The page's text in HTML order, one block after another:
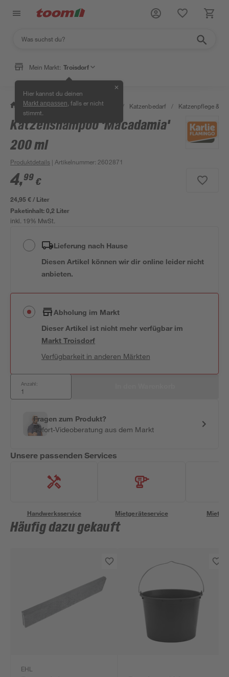
Mein Markt: Troisdorf
Hier kannst du deinen
Markt anpassen , falls er nicht
stimmt.
✕
/ Garten & Freizeit / Tierbedarf / Katzenbedarf / Katzenpflege & -
Katzenshampoo 'Macadamia'
200 ml
Produktdetails | Artikelnummer: 2602871
4,99 €
24,95 € / Liter
Paketinhalt:0,2 Liter
inkl. 19% MwSt.
Lieferung nach Hause
Diesen Artikel können wir dir online leider nicht
anbieten.
Abholung im Markt
Dieser Artikel ist nicht mehr verfügbar im
MarktTroisdorf
Verfügbarkeit in anderen Märkten
Anzahl:
Fragen zum Produkt?
Sofort-Videoberatung aus dem Markt
Unsere passenden Services
Handwerksservice Mietgeräteservice
Häufig dazu gekauft
EHL